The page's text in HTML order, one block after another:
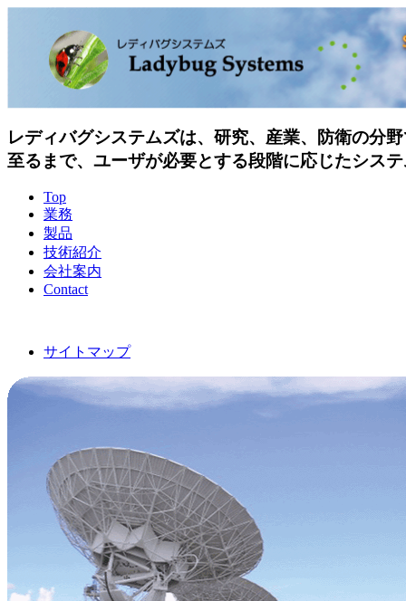
レディバグシステムズは、研究、産業、防衛の分
至るまで、ユーザが必要とする段階に応じたシス
Top
業務
製品
技術紹介
会社案内
Contact
サイトマップ